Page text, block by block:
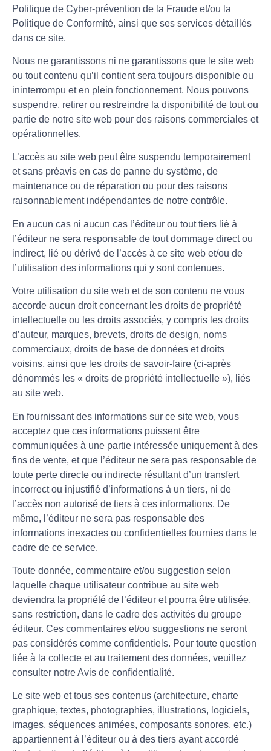
Politique de Cyber-prévention de la Fraude et/ou la
Politique de Conformité, ainsi que ses services détaillés
dans ce site.
Nous ne garantissons ni ne garantissons que le site web
ou tout contenu qu’il contient sera toujours disponible ou
ininterrompu et en plein fonctionnement. Nous pouvons
suspendre, retirer ou restreindre la disponibilité de tout ou
partie de notre site web pour des raisons commerciales et
opérationnelles.
L’accès au site web peut être suspendu temporairement
et sans préavis en cas de panne du système, de
maintenance ou de réparation ou pour des raisons
raisonnablement indépendantes de notre contrôle.
En aucun cas ni aucun cas l’éditeur ou tout tiers lié à
l’éditeur ne sera responsable de tout dommage direct ou
indirect, lié ou dérivé de l’accès à ce site web et/ou de
l’utilisation des informations qui y sont contenues.
Votre utilisation du site web et de son contenu ne vous
accorde aucun droit concernant les droits de propriété
intellectuelle ou les droits associés, y compris les droits
d’auteur, marques, brevets, droits de design, noms
commerciaux, droits de base de données et droits
voisins, ainsi que les droits de savoir-faire (ci-après
dénommés les « droits de propriété intellectuelle »), liés
au site web.
En fournissant des informations sur ce site web, vous
acceptez que ces informations puissent être
communiquées à une partie intéressée uniquement à des
fins de vente, et que l’éditeur ne sera pas responsable de
toute perte directe ou indirecte résultant d’un transfert
incorrect ou injustifié d’informations à un tiers, ni de
l’accès non autorisé de tiers à ces informations. De
même, l’éditeur ne sera pas responsable des
informations inexactes ou confidentielles fournies dans le
cadre de ce service.
Toute donnée, commentaire et/ou suggestion selon
laquelle chaque utilisateur contribue au site web
deviendra la propriété de l’éditeur et pourra être utilisée,
sans restriction, dans le cadre des activités du groupe
éditeur. Ces commentaires et/ou suggestions ne seront
pas considérés comme confidentiels. Pour toute question
liée à la collecte et au traitement des données, veuillez
consulter notre Avis de confidentialité.
Le site web et tous ses contenus (architecture, charte
graphique, textes, photographies, illustrations, logiciels,
images, séquences animées, composants sonores, etc.)
appartiennent à l’éditeur ou à des tiers ayant accordé